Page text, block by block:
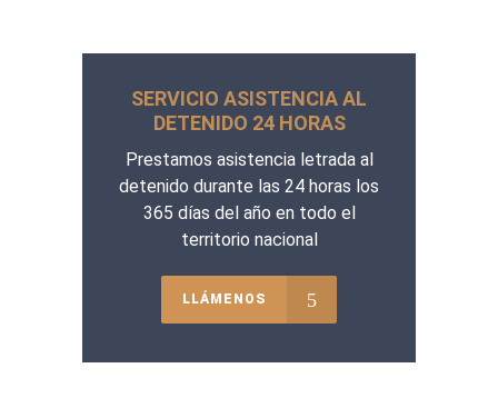
SERVICIO ASISTENCIA AL
DETENIDO 24 HORAS
Prestamos asistencia letrada al
detenido durante las 24 horas los
365 días del año en todo el
territorio nacional
LLÁMENOS